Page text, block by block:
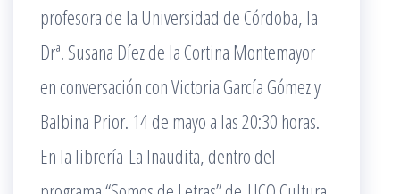
profesora de la Universidad de Córdoba, la
Drª. Susana Díez de la Cortina Montemayor
en conversación con Victoria García Gómez y
Balbina Prior. 14 de mayo a las 20:30 horas.
En la librería La Inaudita, dentro del